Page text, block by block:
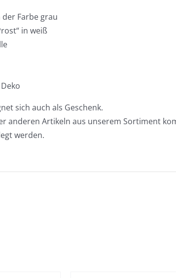
Farbe grau
in weiß
sich auch als Geschenk.
anderen Artikeln aus unserem Sortiment
werden.